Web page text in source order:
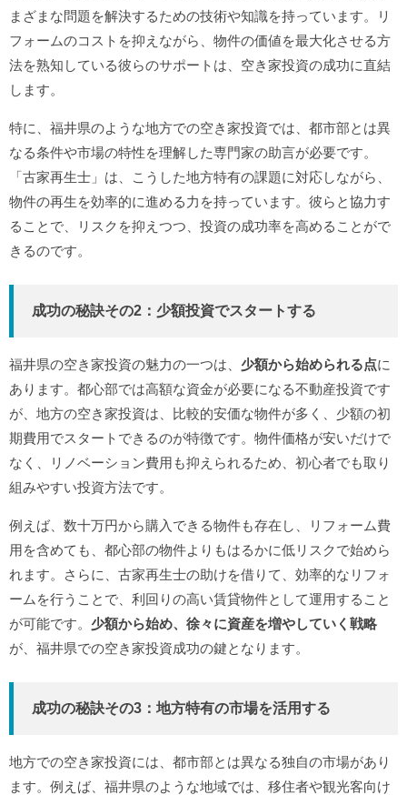
まざまな問題を解決するための技術や知識を持っています。リ
フォームのコストを抑えながら、物件の価値を最大化させる方
法を熟知している彼らのサポートは、空き家投資の成功に直結
します​。
特に、福井県のような地方での空き家投資では、都市部とは異
なる条件や市場の特性を理解した専門家の助言が必要です。
「古家再生士」は、こうした地方特有の課題に対応しながら、
物件の再生を効率的に進める力を持っています。彼らと協力す
ることで、リスクを抑えつつ、投資の成功率を高めることがで
きるのです。
成功の秘訣その2：少額投資でスタートする
福井県の空き家投資の魅力の一つは、 少額から始められる点に
あります。都心部では高額な資金が必要になる不動産投資です
が、地方の空き家投資は、比較的安価な物件が多く、少額の初
期費用でスタートできるのが特徴です。物件価格が安いだけで
なく、リノベーション費用も抑えられるため、初心者でも取り
組みやすい投資方法です。
例えば、数十万円から購入できる物件も存在し、リフォーム費
用を含めても、都心部の物件よりもはるかに低リスクで始めら
れます。さらに、古家再生士の助けを借りて、効率的なリフォ
ームを行うことで、利回りの高い賃貸物件として運用すること
が可能です。 少額から始め、徐々に資産を増やしていく戦略
が、福井県での空き家投資成功の鍵となります。
成功の秘訣その3：地方特有の市場を活用する
地方での空き家投資には、都市部とは異なる独自の市場があり
ます。例えば、福井県のような地域では、移住者や観光客向け